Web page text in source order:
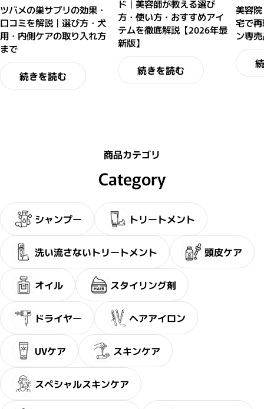
ツバメの巣サプリの効果・
口コミを解説｜選び方・犬
用・内側ケアの取り入れ方
まで
続きを読む
ド｜美容師が教える選び
方・使い方・おすすめアイ
テムを徹底解説【2026年最
新版】
続きを読む
美容
宅で
ン専
商品カテゴリ
Category
シャンプー トリートメント
洗い流さないトリートメント 頭皮ケア
オイル スタイリング剤
ドライヤー ヘアアイロン
UVケア スキンケア
スペシャルスキンケア